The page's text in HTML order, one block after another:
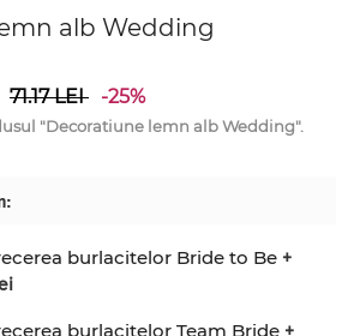
alb Wedding
71.17LEI -25%
"Decoratiune lemn alb Wedding".
burlacitelor Bride to Be +
burlacitelor Team Bride +